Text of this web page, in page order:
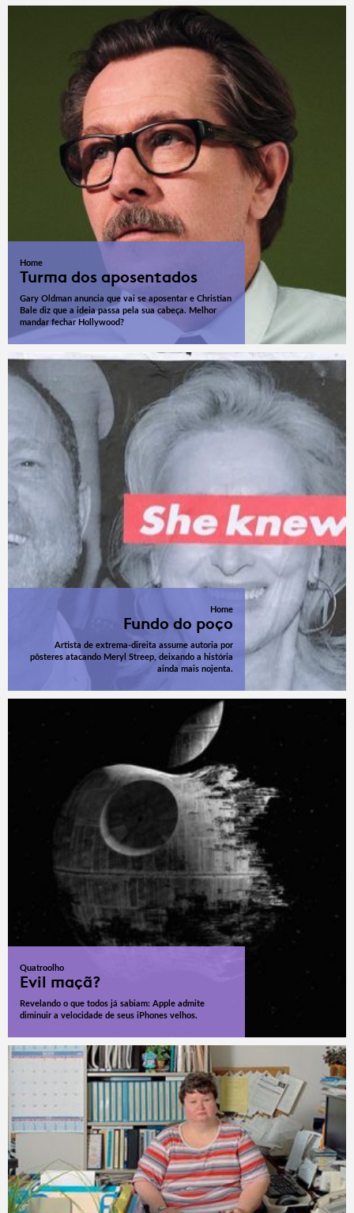
Home
Turma dos aposentados
Gary Oldman anuncia que vai se aposentar e Christian
Bale diz que a ideia passa pela sua cabeça. Melhor
mandar fechar Hollywood?
Home
Fundo do poço
Artista de extrema-direita assume autoria por
pôsteres atacando Meryl Streep, deixando a história
ainda mais nojenta.
Quatroolho
Evil maçã?
Revelando o que todos já sabiam: Apple admite
diminuir a velocidade de seus iPhones velhos.